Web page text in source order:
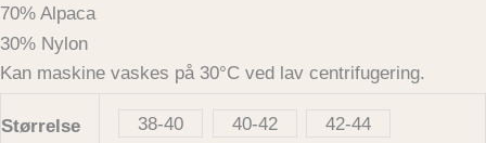
70% Alpaca
30% Nylon
Kan maskine vaskes på 30°C ved lav centrifugering.
Størrelse 38-40 40-42 42-44